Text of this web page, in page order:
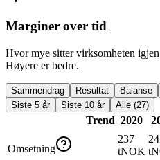
Marginer over tid
Hvor mye sitter virksomheten
Høyere er bedre.
Sammendrag Resultat Balanse
Siste 5 år
Siste 10 år Alle (27)
Trend 2020
Omsetning
237
tNOK